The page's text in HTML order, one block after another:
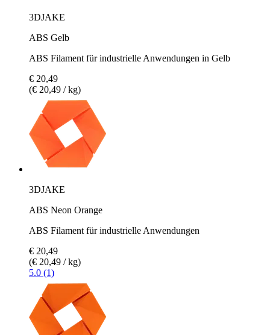
3DJAKE
ABS Gelb
ABS Filament für industrielle Anwendungen in Gelb
€ 20,49
(€ 20,49 / kg)
3DJAKE
ABS Neon Orange
ABS Filament für industrielle Anwendungen
€ 20,49
(€ 20,49 / kg)
5.0 (1)